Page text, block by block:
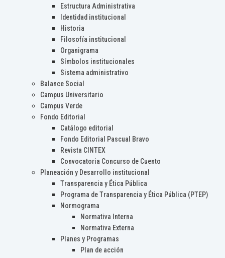
Estructura Administrativa
Identidad institucional
Historia
Filosofía institucional
Organigrama
Símbolos institucionales
Sistema administrativo
Balance Social
Campus Universitario
Campus Verde
Fondo Editorial
Catálogo editorial
Fondo Editorial Pascual Bravo
Revista CINTEX
Convocatoria Concurso de Cuento
Planeación y Desarrollo institucional
Transparencia y Ética Pública
Programa de Transparencia y Ética Pública (PTEP)
Normograma
Normativa Interna
Normativa Externa
Planes y Programas
Plan de acción